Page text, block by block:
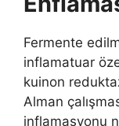
Fermente
inflamatuar
kuinon
Alman
inflamasyonu